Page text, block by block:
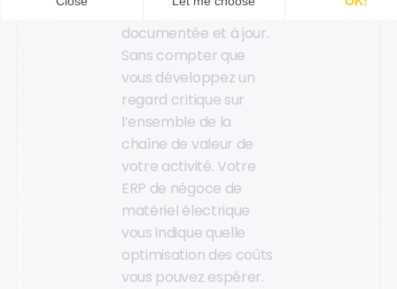
données produits est
documentée et à jour.
Sans compter que
vous développez un
regard critique sur
l’ensemble de la
chaîne de valeur de
votre activité. Votre
ERP de négoce de
matériel électrique
vous indique quelle
optimisation des coûts
vous pouvez espérer.